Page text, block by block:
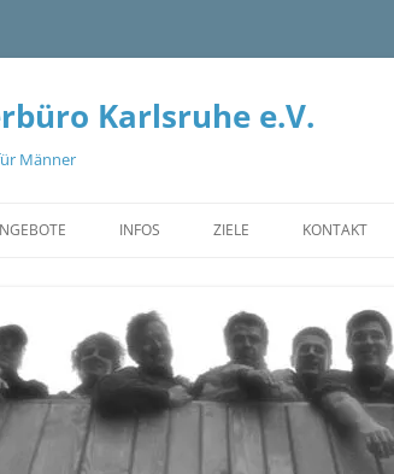
Karlsruhe e.V.
Männer
INFOS ZIELE KONTAKT